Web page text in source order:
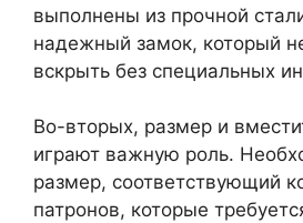
выполнены из прочной
надежный замок, который
вскрыть без специальных
Во-вторых, размер и
играют важную роль.
размер, соответствующий
патронов, которые